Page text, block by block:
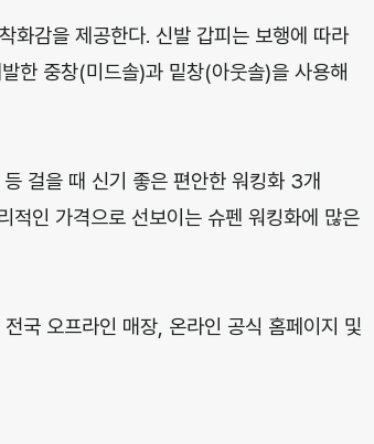
화감을 제공한다. 신발 갑피는 보행에 따라
한 중창(미드솔)과 밑창(아웃솔)을 사용해
걸을 때 신기 좋은 편안한 워킹화 3개
적인 가격으로 선보이는 슈펜 워킹화에 많은
국 오프라인 매장, 온라인 공식 홈페이지 및